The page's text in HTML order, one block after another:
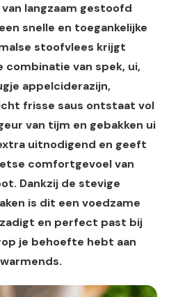
langzaam gestoofd
snelle en toegankelijke
stoofvlees krijgt
van spek, ui,
appelciderazijn,
frisse saus ontstaat vol
van tijm en gebakken ui
uitnodigend en geeft
comfortgevoel van
Dankzij de stevige
is dit een voedzame
en perfect past bij
je behoefte hebt aan